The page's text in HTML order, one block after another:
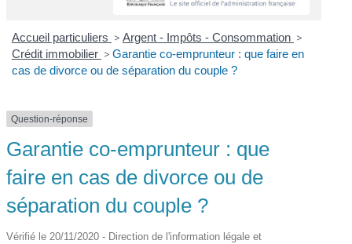
Accueil particuliers > Argent - Impôts - Consommation >
Crédit immobilier > Garantie co-emprunteur : que faire en
cas de divorce ou de séparation du couple ?
Question-réponse
Garantie co-emprunteur : que
faire en cas de divorce ou de
séparation du couple ?
Vérifié le 20/11/2020 - Direction de l'information légale et